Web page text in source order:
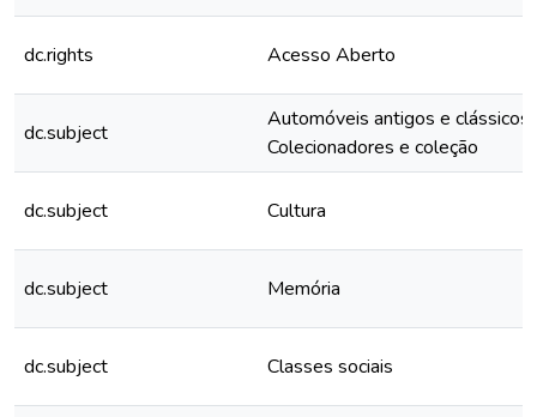
dc.rights Acesso Aberto
dc.subject
Automóveis antigos e clássicos
Colecionadores e coleção
dc.subject Cultura
dc.subject Memória
dc.subject Classes sociais